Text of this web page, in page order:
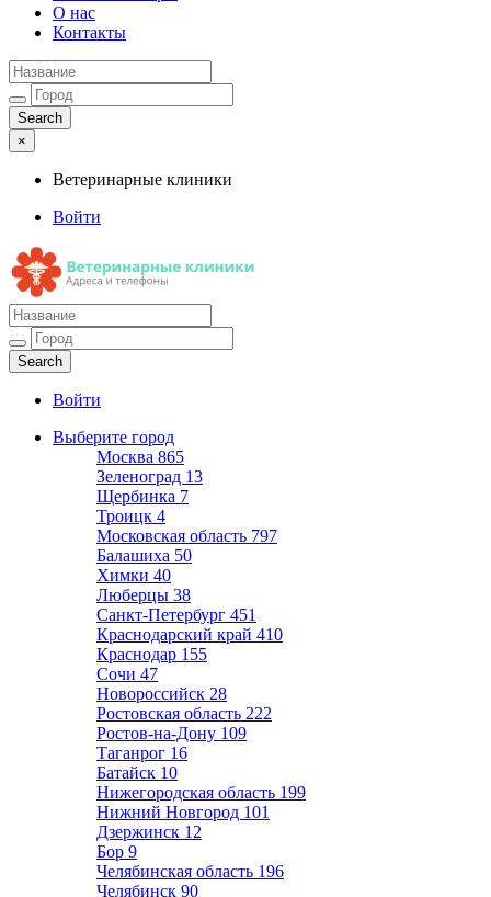
О нас
Контакты
×
Ветеринарные клиники
Войти
Ветеринарные клиники
Адреса и телефоны
Войти
Выберите город
Москва 865
Зеленоград 13
Щербинка 7
Троицк 4
Московская область 797
Балашиха 50
Химки 40
Люберцы 38
Санкт-Петербург 451
Краснодарский край 410
Краснодар 155
Сочи 47
Новороссийск 28
Ростовская область 222
Ростов-на-Дону 109
Таганрог 16
Батайск 10
Нижегородская область 199
Нижний Новгород 101
Дзержинск 12
Бор 9
Челябинская область 196
Челябинск 90